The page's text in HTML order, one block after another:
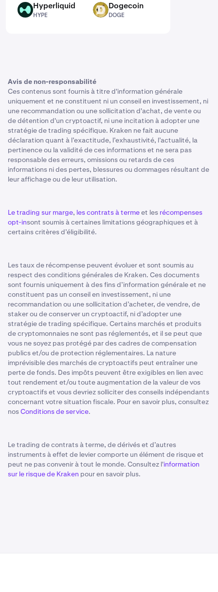
HYPE Hyperliquid
HYPE
DOGE Dogecoin
DOGE
Avis de non-responsabilité
Ces contenus sont fournis à titre d'information générale
uniquement et ne constituent ni un conseil en investissement, ni
une recommandation ou une sollicitation d'achat, de vente ou
de détention d'un cryptoactif, ni une incitation à adopter une
stratégie de trading spécifique. Kraken ne fait aucune
déclaration quant à l’exactitude, l’exhaustivité, l’actualité, la
pertinence ou la validité de ces informations et ne sera pas
responsable des erreurs, omissions ou retards de ces
informations ni des pertes, blessures ou dommages résultant de
leur affichage ou de leur utilisation.
Le trading sur marge, les contrats à termeet les récompenses
opt-insont soumis à certaines limitations géographiques et à
certains critères d’éligibilité.
Les taux de récompense peuvent évoluer et sont soumis au
respect des conditions générales de Kraken. Ces documents
sont fournis uniquement à des fins d’information générale et ne
constituent pas un conseil en investissement, ni une
recommandation ou une sollicitation d’acheter, de vendre, de
staker ou de conserver un cryptoactif, ni d’adopter une
stratégie de trading spécifique. Certains marchés et produits
de cryptomonnaies ne sont pas réglementés, et il se peut que
vous ne soyez pas protégé par des cadres de compensation
publics et/ou de protection réglementaires. La nature
imprévisible des marchés de cryptoactifs peut entraîner une
perte de fonds. Des impôts peuvent être exigibles en lien avec
tout rendement et/ou toute augmentation de la valeur de vos
cryptoactifs et vous devriez solliciter des conseils indépendants
concernant votre situation fiscale. Pour en savoir plus, consultez
nosConditions de service.
Le trading de contrats à terme, de dérivés et d’autres
instruments à effet de levier comporte un élément de risque et
peut ne pas convenir à tout le monde. Consultez l'information
sur le risque de Kraken pour en savoir plus.